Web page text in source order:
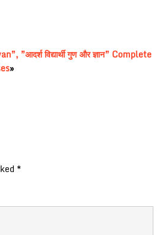
विद्यार्थी गुण और ज्ञान” Complete
»
*